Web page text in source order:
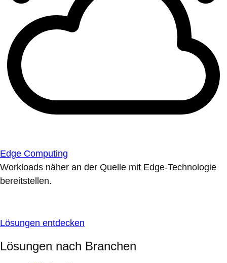
Edge Computing
Workloads näher an der Quelle mit Edge-Technologie
bereitstellen.
Lösungen entdecken
Lösungen nach Branchen